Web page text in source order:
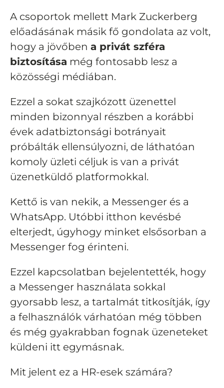
A csoportok mellett Mark Zuckerberg
előadásának másik fő gondolata az volt,
hogy a jövőben a privát szféra
biztosítása még fontosabb lesz a
közösségi médiában.
Ezzel a sokat szajkózott üzenettel
minden bizonnyal részben a korábbi
évek adatbiztonsági botrányait
próbálták ellensúlyozni, de láthatóan
komoly üzleti céljuk is van a privát
üzenetküldő platformokkal.
Kettő is van nekik, a Messenger és a
WhatsApp. Utóbbi itthon kevésbé
elterjedt, úgyhogy minket elsősorban a
Messenger fog érinteni.
Ezzel kapcsolatban bejelentették, hogy
a Messenger használata sokkal
gyorsabb lesz, a tartalmát titkosítják, így
a felhasználók várhatóan még többen
és még gyakrabban fognak üzeneteket
küldeni itt egymásnak.
Mit jelent ez a HR-esek számára?